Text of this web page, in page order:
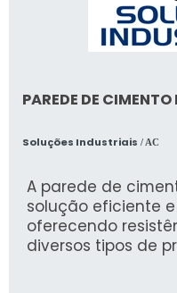
PAREDE DE
Soluções Industriais / AC
A parede de
solução eficiente
oferecendo
diversos tipos de